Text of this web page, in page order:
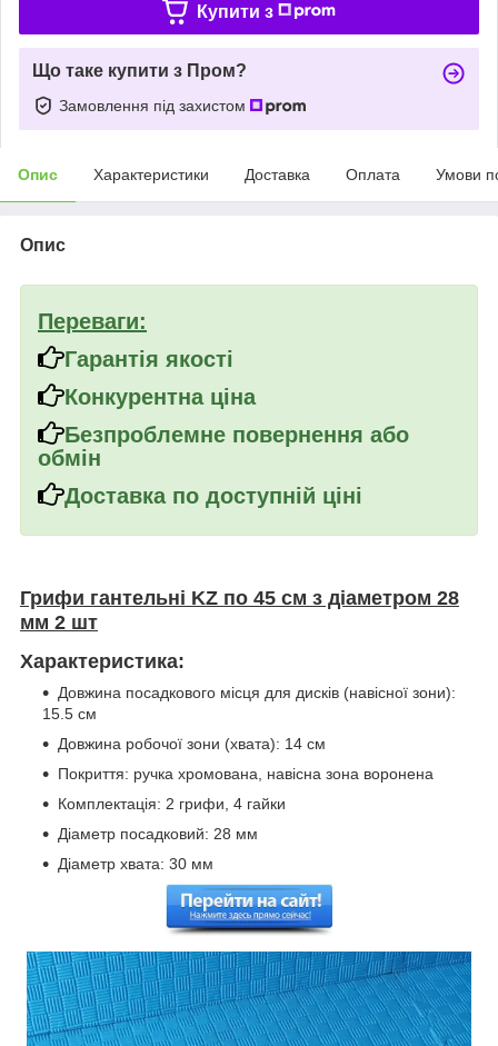
Купити з
Що таке купити з Пром?
Замовлення під захистом
Опис Характеристики Доставка Оплата Умови
Опис
Переваги:
Гарантія якості
Конкурентна ціна
Безпроблемне повернення або
обмін
Доставка по доступній ціні
Грифи гантельні KZ по 45 см з діаметром 28
мм 2 шт
Характеристика:
Довжина посадкового місця для дисків (навісної зони):
15.5 см
Довжина робочої зони (хвата): 14 см
Покриття: ручка хромована, навісна зона воронена
Комплектація: 2 грифи, 4 гайки
Діаметр посадковий: 28 мм
Діаметр хвата: 30 мм